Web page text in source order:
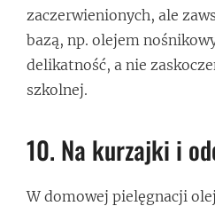
zaczerwienionych, ale
bazą, np. olejem
delikatność, a nie
szkolnej.
10. Na kurzajki i
W domowej pielęgnacji